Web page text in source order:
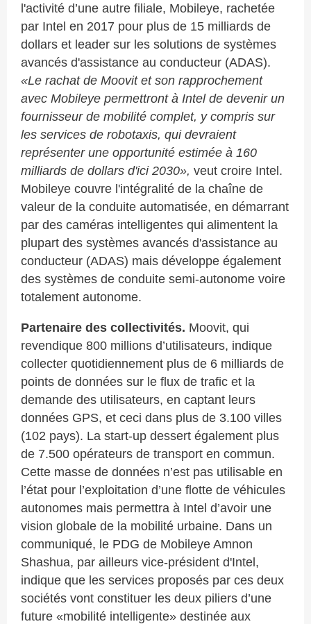
l'activité d’une autre filiale, Mobileye, rachetée
par Intel en 2017 pour plus de 15 milliards de
dollars et leader sur les solutions de systèmes
avancés d'assistance au conducteur (ADAS).
«Le rachat de Moovit et son rapprochement
avec Mobileye permettront à Intel de devenir un
fournisseur de mobilité complet, y compris sur
les services de robotaxis, qui devraient
représenter une opportunité estimée à 160
milliards de dollars d'ici 2030», veut croire Intel.
Mobileye couvre l'intégralité de la chaîne de
valeur de la conduite automatisée, en démarrant
par des caméras intelligentes qui alimentent la
plupart des systèmes avancés d'assistance au
conducteur (ADAS) mais développe également
des systèmes de conduite semi-autonome voire
totalement autonome.
Partenaire des collectivités. Moovit, qui
revendique 800 millions d’utilisateurs, indique
collecter quotidiennement plus de 6 milliards de
points de données sur le flux de trafic et la
demande des utilisateurs, en captant leurs
données GPS, et ceci dans plus de 3.100 villes
(102 pays). La start-up dessert également plus
de 7.500 opérateurs de transport en commun.
Cette masse de données n’est pas utilisable en
l’état pour l’exploitation d’une flotte de véhicules
autonomes mais permettra à Intel d’avoir une
vision globale de la mobilité urbaine. Dans un
communiqué, le PDG de Mobileye Amnon
Shashua, par ailleurs vice-président d'Intel,
indique que les services proposés par ces deux
sociétés vont constituer les deux piliers d’une
future «mobilité intelligente» destinée aux